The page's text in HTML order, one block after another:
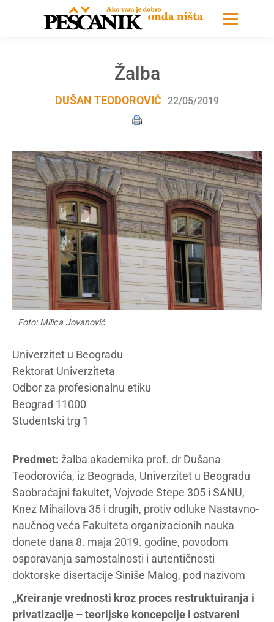
Žalba
DUŠAN TEODOROVIĆ 22/05/2019
Foto: Milica Jovanović
Univerzitet u Beogradu
Rektorat Univerziteta
Odbor za profesionalnu etiku
Beograd 11000
Studentski trg 1
Predmet: žalba akademika prof. dr Dušana
Teodorovića, iz Beograda, Univerzitet u Beogradu
Saobraćajni fakultet, Vojvode Stepe 305 i SANU,
Knez Mihailova 35 i drugih, protiv odluke Nastavno-
naučnog veća Fakulteta organizacionih nauka
donete dana 8. maja 2019. godine, povodom
osporavanja samostalnosti i autentičnosti
doktorske disertacije Siniše Malog, pod nazivom
„Kreiranje vrednosti kroz proces restruktuiranja i
privatizacije – teorijske koncepcije i ostvareni